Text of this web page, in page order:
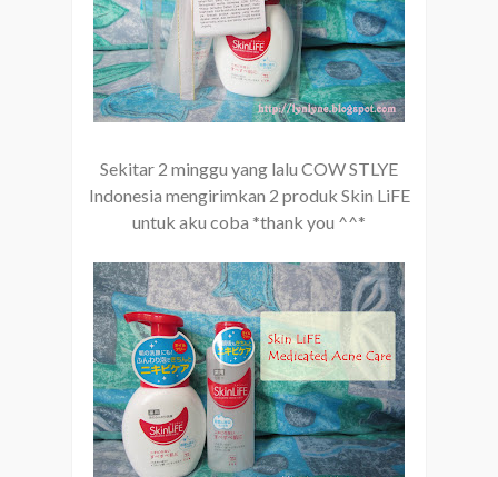
Sekitar 2 minggu yang lalu COW STLYE
Indonesia mengirimkan 2 produk Skin LiFE
untuk aku coba *thank you ^^*